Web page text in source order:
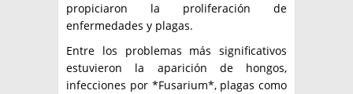
propiciaron la proliferación de
enfermedades y plagas.
Entre los problemas más significativos
estuvieron la aparición de hongos,
infecciones por *Fusarium*, plagas como